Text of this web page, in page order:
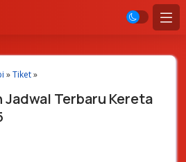
»Tiket»
Terbaru Kereta